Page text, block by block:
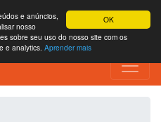
OK
e anúncios,
nosso
sobre seu uso do nosso site com os
e analytics. Aprender mais